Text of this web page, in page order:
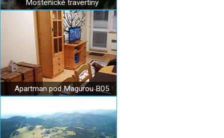
Moštenické travertíny
Apartman pod Magurou B05